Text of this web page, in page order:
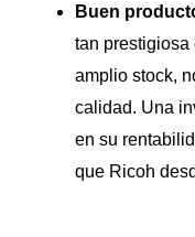
Buen
tan prestigiosa
amplio stock,
calidad. Una
en su
que Ricoh